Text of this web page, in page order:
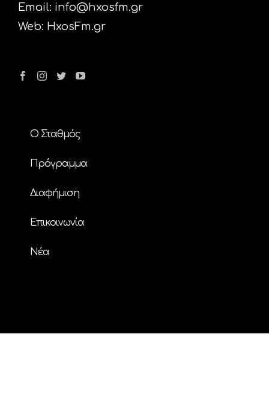
Email: info@hxosfm.gr
Web: HxosFm.gr
Ο Σταθμός
Πρόγραμμα
Διαφήμιση
Επικοινωνία
Nέα